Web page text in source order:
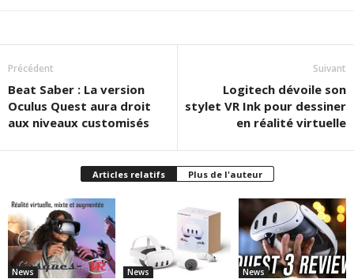
Précédent
Beat Saber : La version
Oculus Quest aura droit
aux niveaux customisés
Suivant
Logitech dévoile son
stylet VR Ink pour dessiner
en réalité virtuelle
Articles relatifs Plus de l'auteur
News News News